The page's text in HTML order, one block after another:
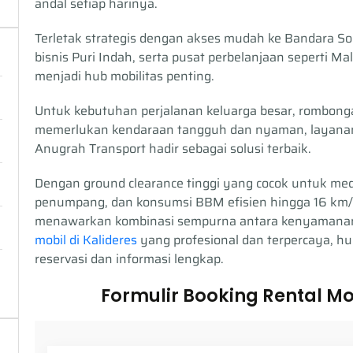
Terletak strategis dengan akses mudah ke Bandara
bisnis Puri Indah, serta pusat perbelanjaan seperti
menjadi hub mobilitas penting.
Untuk kebutuhan perjalanan keluarga besar,
memerlukan kendaraan tangguh dan nyaman,
Anugrah Transport hadir sebagai solusi terbaik.
Dengan ground clearance tinggi yang cocok untuk
penumpang, dan konsumsi BBM efisien hingga 16
menawarkan kombinasi sempurna antara
mobil di Kalideres yang profesional dan terpercaya,
reservasi dan informasi lengkap.
Formulir Booking Rental